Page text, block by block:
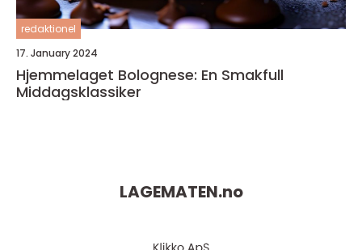
redaktionel
17. January 2024
Hjemmelaget Bolognese: En Smakfull
Middagsklassiker
LAGEMATEN.no